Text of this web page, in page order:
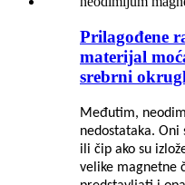
Prilagođene
materijal
srebrni
Međutim,
nedostataka.
ili čip ako su
velike magnetne